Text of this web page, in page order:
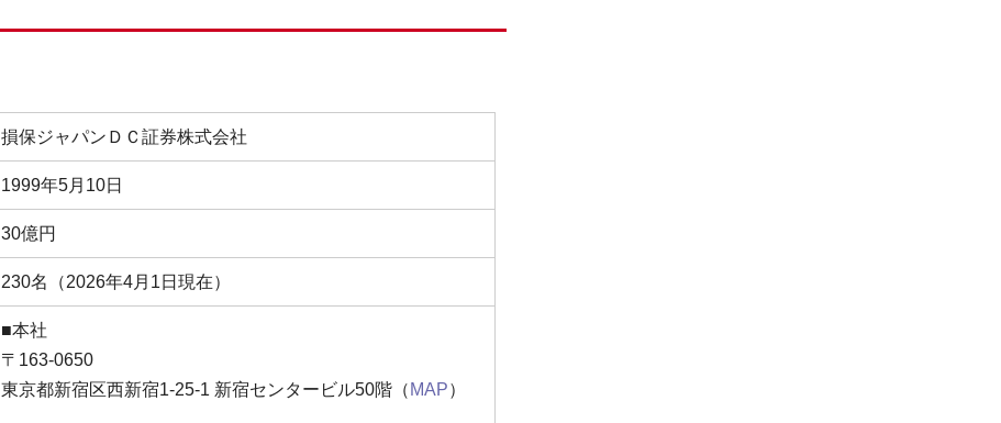
損保ジャパンＤＣ証券株式会社
1999年5月10日
30億円
230名（2026年4月1日現在）
■本社
〒163-0650
東京都新宿区西新宿1-25-1 新宿センタービル50階（ MAP）